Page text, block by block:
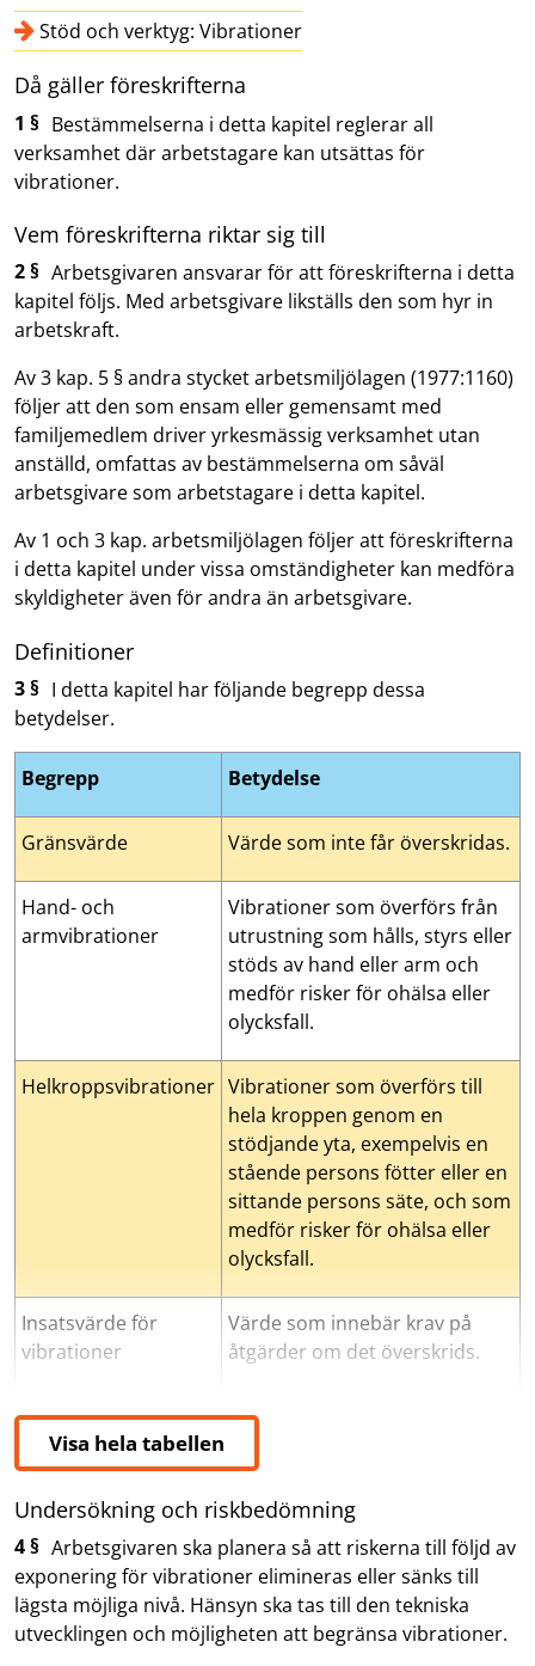
Stöd och verktyg: Vibrationer
Då gäller föreskrifterna
1 § Bestämmelserna i detta kapitel reglerar all
verksamhet där arbetstagare kan utsättas för
vibrationer.
Vem föreskrifterna riktar sig till
2 § Arbetsgivaren ansvarar för att föreskrifterna i detta
kapitel följs. Med arbetsgivare likställs den som hyr in
arbetskraft.
Av 3 kap. 5 § andra stycket arbetsmiljölagen (1977:1160)
följer att den som ensam eller gemensamt med
familjemedlem driver yrkesmässig verksamhet utan
anställd, omfattas av bestämmelserna om såväl
arbetsgivare som arbetstagare i detta kapitel.
Av 1 och 3 kap. arbetsmiljölagen följer att föreskrifterna
i detta kapitel under vissa omständigheter kan medföra
skyldigheter även för andra än arbetsgivare.
Definitioner
3 § I detta kapitel har följande begrepp dessa
betydelser.
Begrepp Betydelse
Gränsvärde Värde som inte får överskridas.
Hand- och
armvibrationer
Vibrationer som överförs från
utrustning som hålls, styrs eller
stöds av hand eller arm och
medför risker för ohälsa eller
olycksfall.
Helkroppsvibrationer Vibrationer som överförs till
hela kroppen genom en
stödjande yta, exempelvis en
stående persons fötter eller en
sittande persons säte, och som
medför risker för ohälsa eller
olycksfall.
Insatsvärde för
vibrationer
Värde som innebär krav på
åtgärder om det överskrids.
Vibration Mekanisk svängningsrörelse hos fasta
Vibrationsexponering Att utsättas för vibrationer under
Visa hela tabellen
Undersökning och riskbedömning
4 § Arbetsgivaren ska planera så att riskerna till följd av
exponering för vibrationer elimineras eller sänks till
lägsta möjliga nivå. Hänsyn ska tas till den tekniska
utvecklingen och möjligheten att begränsa vibrationer.